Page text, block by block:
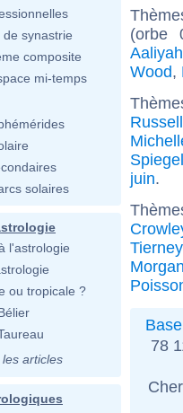
synastrie
composite
mi-temps
solaires
l'astrologie
ou tropicale ?
les articles
(orbe
Aaliyah
Wood,
Spiegel
juin.
Tierney
Morgan
78